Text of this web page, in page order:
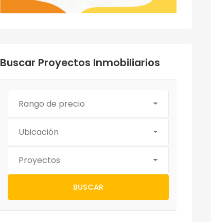
Buscar Proyectos Inmobiliarios
Rango de precio
Ubicación
Proyectos
BUSCAR